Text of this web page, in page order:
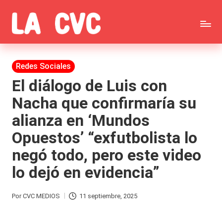
Saltar
al
contenido
C
o
p
u
c
h
a
s
y
F
Todas
las
noticias
de
la
farándula,
Realitys,
Tierra
Brava,
Publicada
en
Redes Sociales
El diálogo de Luis con
Nacha que confirmaría su
alianza en ‘Mundos
Opuestos’ “exfutbolista lo
negó todo, pero este video
lo dejó en evidencia”
Publicado
PorCVC MEDIOS 11 septiembre, 2025